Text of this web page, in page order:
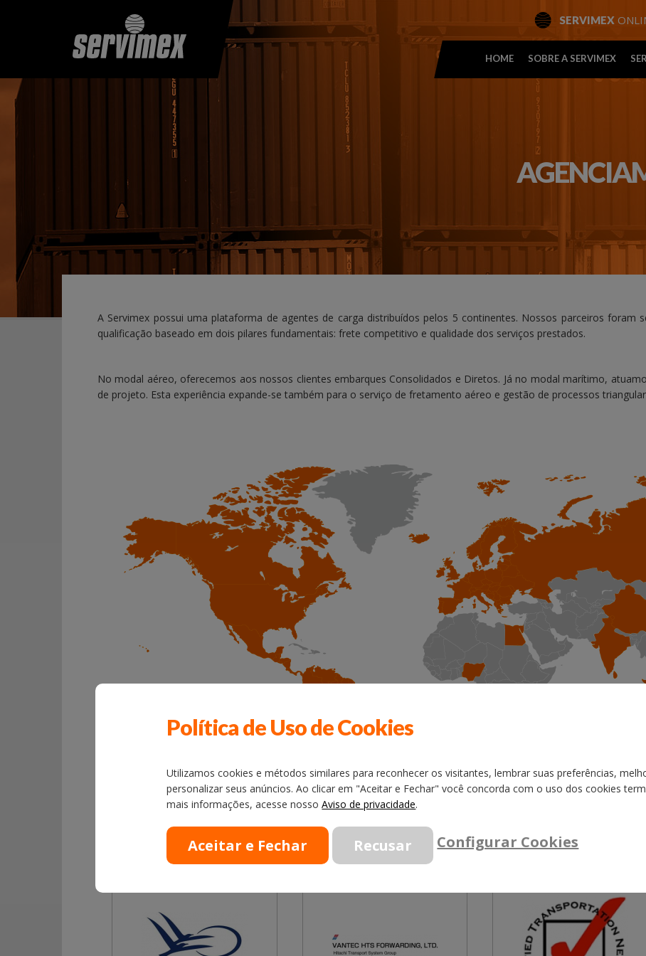
SERVIMEX
HOME SOBRE A SERVIMEX
A Servimex possui uma plataforma de agentes de carga distribuídos pelos 5 continentes. Nossos parceiros foram
qualificação baseado em dois pilares fundamentais: frete competitivo e qualidade dos serviços prestados.
No modal aéreo, oferecemos aos nossos clientes embarques Consolidados e Diretos. Já no modal marítimo,
de projeto. Esta experiência expande-se também para o serviço de fretamento aéreo e gestão de processos
PARCEIROS
Política de Uso de Cookies
Utilizamos cookies e métodos similares para reconhecer os visitantes, lembrar suas preferências,
personalizar seus anúncios. Ao clicar em "Aceitar e Fechar" você concorda com o uso dos cookies
mais informações, acesse nossoAviso de privacidade.
Configurar Cookies